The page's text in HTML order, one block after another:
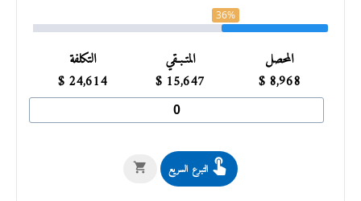
36%
المحصل
8,968
$
المتـبـقي
15,647
$
التكلفة
24,614
$
التبرع السريع